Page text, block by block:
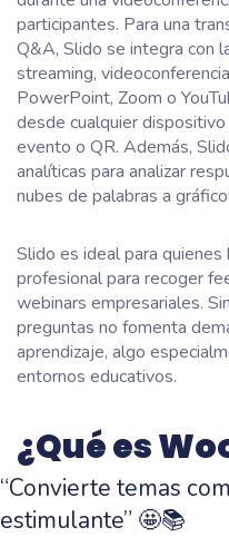
participantes. Para una
Q&A, Slido se integra con
streaming,
PowerPoint, Zoom o
desde cualquier
evento o QR. Además,
analíticas para analizar
nubes de palabras a
Slido es ideal para quienes
profesional para recoger
webinars empresariales.
preguntas no fomenta
aprendizaje, algo
entornos educativos.
¿Qué es
“Convierte temas
estimulante” 🤩📚